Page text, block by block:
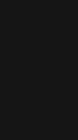
est une
du point de
à améliorer